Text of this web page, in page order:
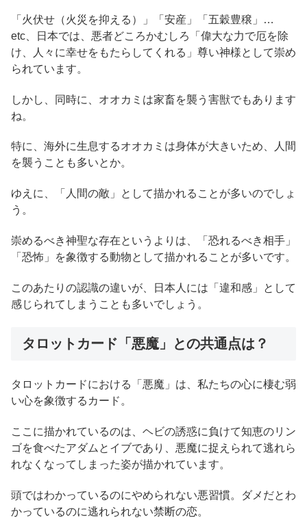
「火伏せ（火災を抑える）」「安産」「五穀豊穣」…
etc、日本では、悪者どころかむしろ「偉大な力で厄を除
け、人々に幸せをもたらしてくれる」尊い神様として崇め
られています。
しかし、同時に、オオカミは家畜を襲う害獣でもあります
ね。
特に、海外に生息するオオカミは身体が大きいため、人間
を襲うことも多いとか。
ゆえに、「人間の敵」として描かれることが多いのでしょ
う。
崇めるべき神聖な存在というよりは、「恐れるべき相手」
「恐怖」を象徴する動物として描かれることが多いです。
このあたりの認識の違いが、日本人には「違和感」として
感じられてしまうことも多いでしょう。
タロットカード「悪魔」との共通点は？
タロットカードにおける「悪魔」は、私たちの心に棲む弱
い心を象徴するカード。
ここに描かれているのは、ヘビの誘惑に負けて知恵のリン
ゴを食べたアダムとイブであり、悪魔に捉えられて逃れら
れなくなってしまった姿が描かれています。
頭ではわかっているのにやめられない悪習慣。ダメだとわ
かっているのに逃れられない禁断の恋。